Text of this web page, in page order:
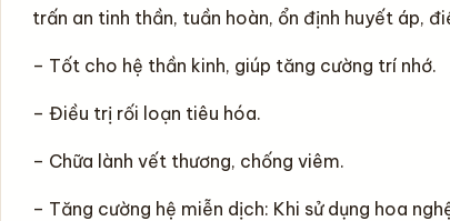
trấn an tinh thần, tuần hoàn, ổn định huyết áp,
– Tốt cho hệ thần kinh, giúp tăng cường trí nhớ.
– Điều trị rối loạn tiêu hóa.
– Chữa lành vết thương, chống viêm.
– Tăng cường hệ miễn dịch: Khi sử dụng hoa